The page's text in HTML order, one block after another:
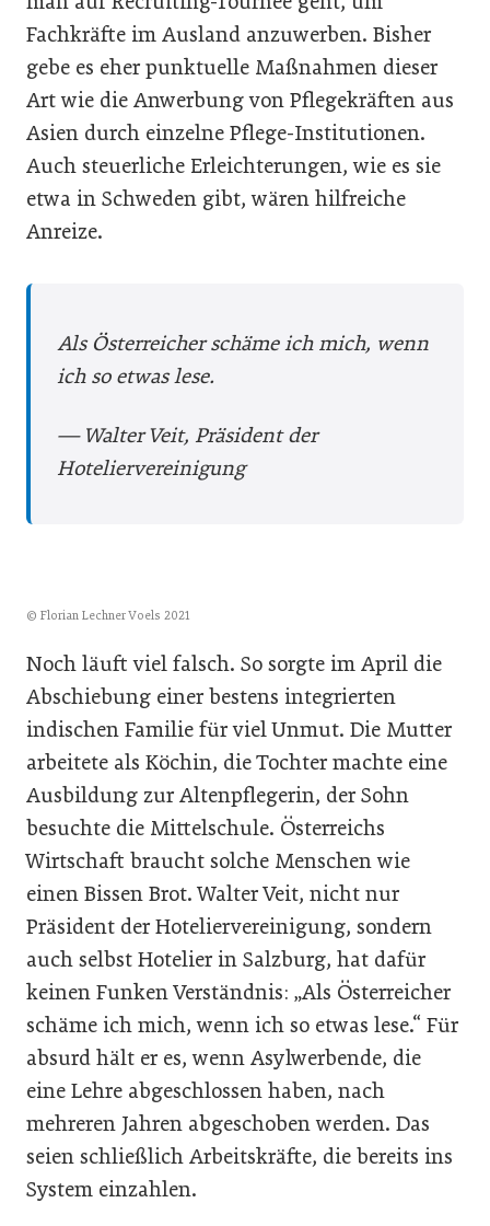
Fachkräfte im Ausland anzuwerben. Bisher
gebe es eher punktuelle Maßnahmen dieser
Art wie die Anwerbung von Pflegekräften aus
Asien durch einzelne Pflege-Institutionen.
Auch steuerliche Erleichterungen, wie es sie
etwa in Schweden gibt, wären hilfreiche
Anreize.
Als Österreicher ­schäme ich mich, wenn
ich so ­etwas lese.
— Walter Veit, Präsident der
Hoteliervereinigung
© Florian Lechner Voels 2021
Noch läuft viel falsch. So sorgte im April die
Abschiebung einer bestens integrierten
indischen Familie für viel Unmut. Die Mutter
arbeitete als Köchin, die Tochter machte eine
Ausbildung zur Altenpflegerin, der Sohn
besuchte die Mittelschule. Österreichs
Wirtschaft braucht solche Menschen wie
einen Bissen Brot. Walter Veit, nicht nur
Präsident der Hoteliervereinigung, sondern
auch selbst Hotelier in Salzburg, hat dafür
keinen Funken Verständnis: „Als Österreicher
schäme ich mich, wenn ich so etwas lese.“ Für
absurd hält er es, wenn Asylwerbende, die
eine Lehre abgeschlossen haben, nach
mehreren Jahren abgeschoben werden. Das
seien schließlich Arbeitskräfte, die bereits ins
System einzahlen.